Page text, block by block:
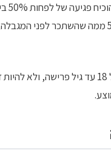
על המבקש להיות תושב ישראל, בגיל